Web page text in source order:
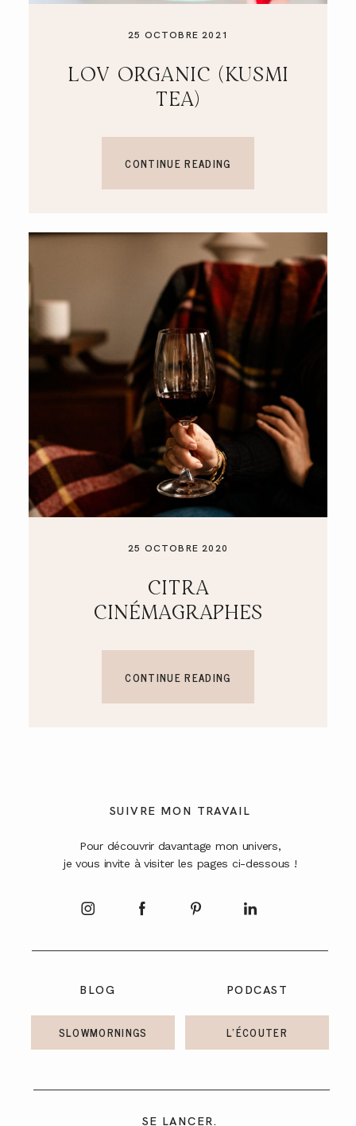
25 OCTOBRE 2021
LOV ORGANIC (KUSMI
TEA)
CONTINUE READING
25 OCTOBRE 2020
CITRA
CINÉMAGRAPHES
CONTINUE READING
BLOG
SE LANCER.
SUIVRE MON TRAVAIL
SLOWMORNINGS
Pour découvrir davantage mon univers,
je vous invite à visiter les pages ci-dessous !
PODCAST
L'ÉCOUTER